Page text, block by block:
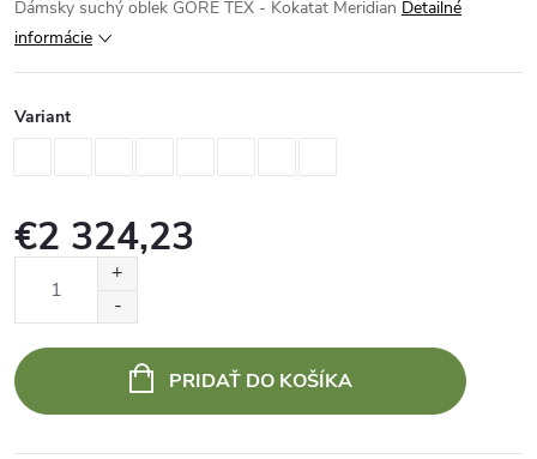
Dámsky suchý oblek GORE TEX - Kokatat Meridian Detailné
informácie
Variant
€2 324,23
PRIDAŤ DO KOŠÍKA